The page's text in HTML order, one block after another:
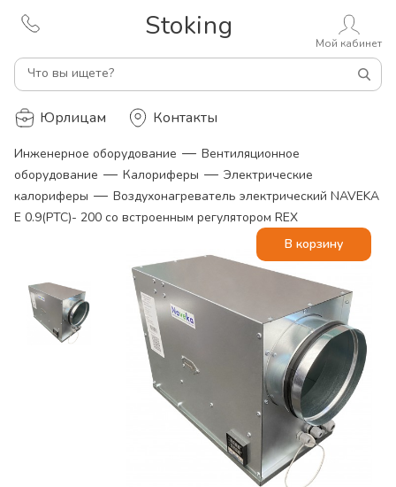
Stoking
Что вы ищете?
Мой кабинет
Юрлицам Контакты
Инженерное оборудование — Вентиляционное
оборудование — Калориферы — Электрические
калориферы — Воздухонагреватель электрический NAVEKA
E 0.9(PTC)- 200 со встроенным регулятором REX
В корзину